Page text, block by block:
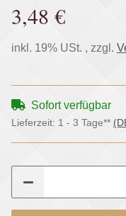
3,48 €
inkl. 19% USt. , zzgl.
Sofort verfügbar
Lieferzeit: 1 - 3 Tage**